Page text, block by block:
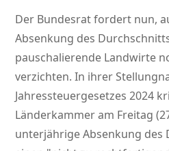
Der Bundesrat fordert nun,
Absenkung des
pauschalierende Landwirte
verzichten. In ihrer
Jahressteuergesetzes 2024
Länderkammer am Freitag
unterjährige Absenkung des